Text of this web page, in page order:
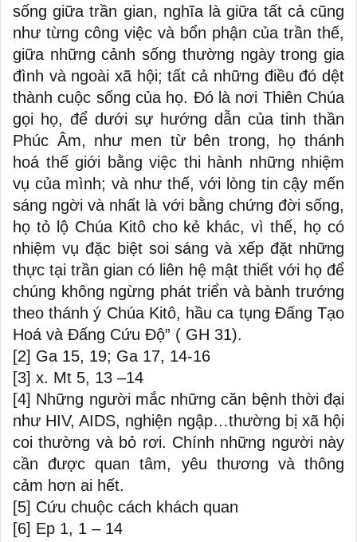
sống giữa trần gian, nghĩa là giữa tất cả cũng
như từng công việc và bổn phận của trần thế,
giữa những cảnh sống thường ngày trong gia
đình và ngoài xã hội; tất cả những điều đó dệt
thành cuộc sống của họ. Đó là nơi Thiên Chúa
gọi họ, để dưới sự hướng dẫn của tinh thần
Phúc Âm, như men từ bên trong, họ thánh
hoá thế giới bằng việc thi hành những nhiệm
vụ của mình; và như thế, với lòng tin cậy mến
sáng ngời và nhất là với bằng chứng đời sống,
họ tỏ lộ Chúa Kitô cho kẻ khác, vì thế, họ có
nhiệm vụ đặc biệt soi sáng và xếp đặt những
thực tại trần gian có liên hệ mật thiết với họ để
chúng không ngừng phát triển và bành trướng
theo thánh ý Chúa Kitô, hầu ca tụng Đấng Tạo
Hoá và Đấng Cứu Độ” ( GH 31).
[2] Ga 15, 19; Ga 17, 14-16
[3] x. Mt 5, 13 –14
[4] Những người mắc những căn bệnh thời đại
như HIV, AIDS, nghiện ngập…thường bị xã hội
coi thường và bỏ rơi. Chính những người này
cần được quan tâm, yêu thương và thông
cảm hơn ai hết.
[5] Cứu chuộc cách khách quan
[6] Ep 1, 1 – 14